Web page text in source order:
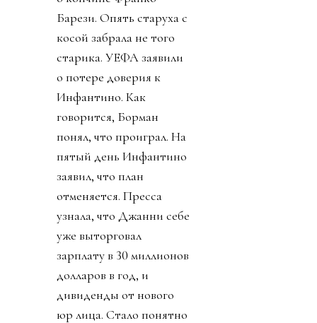
Барези. Опять старуха с
косой забрала не того
старика. УЕФА заявили
о потере доверия к
Инфантино. Как
говорится, Борман
понял, что проиграл. На
пятый день Инфантино
заявил, что план
отменяется. Пресса
узнала, что Джанни себе
уже выторговал
зарплату в 30 миллионов
долларов в год, и
дивиденды от нового
юр лица. Стало понятно